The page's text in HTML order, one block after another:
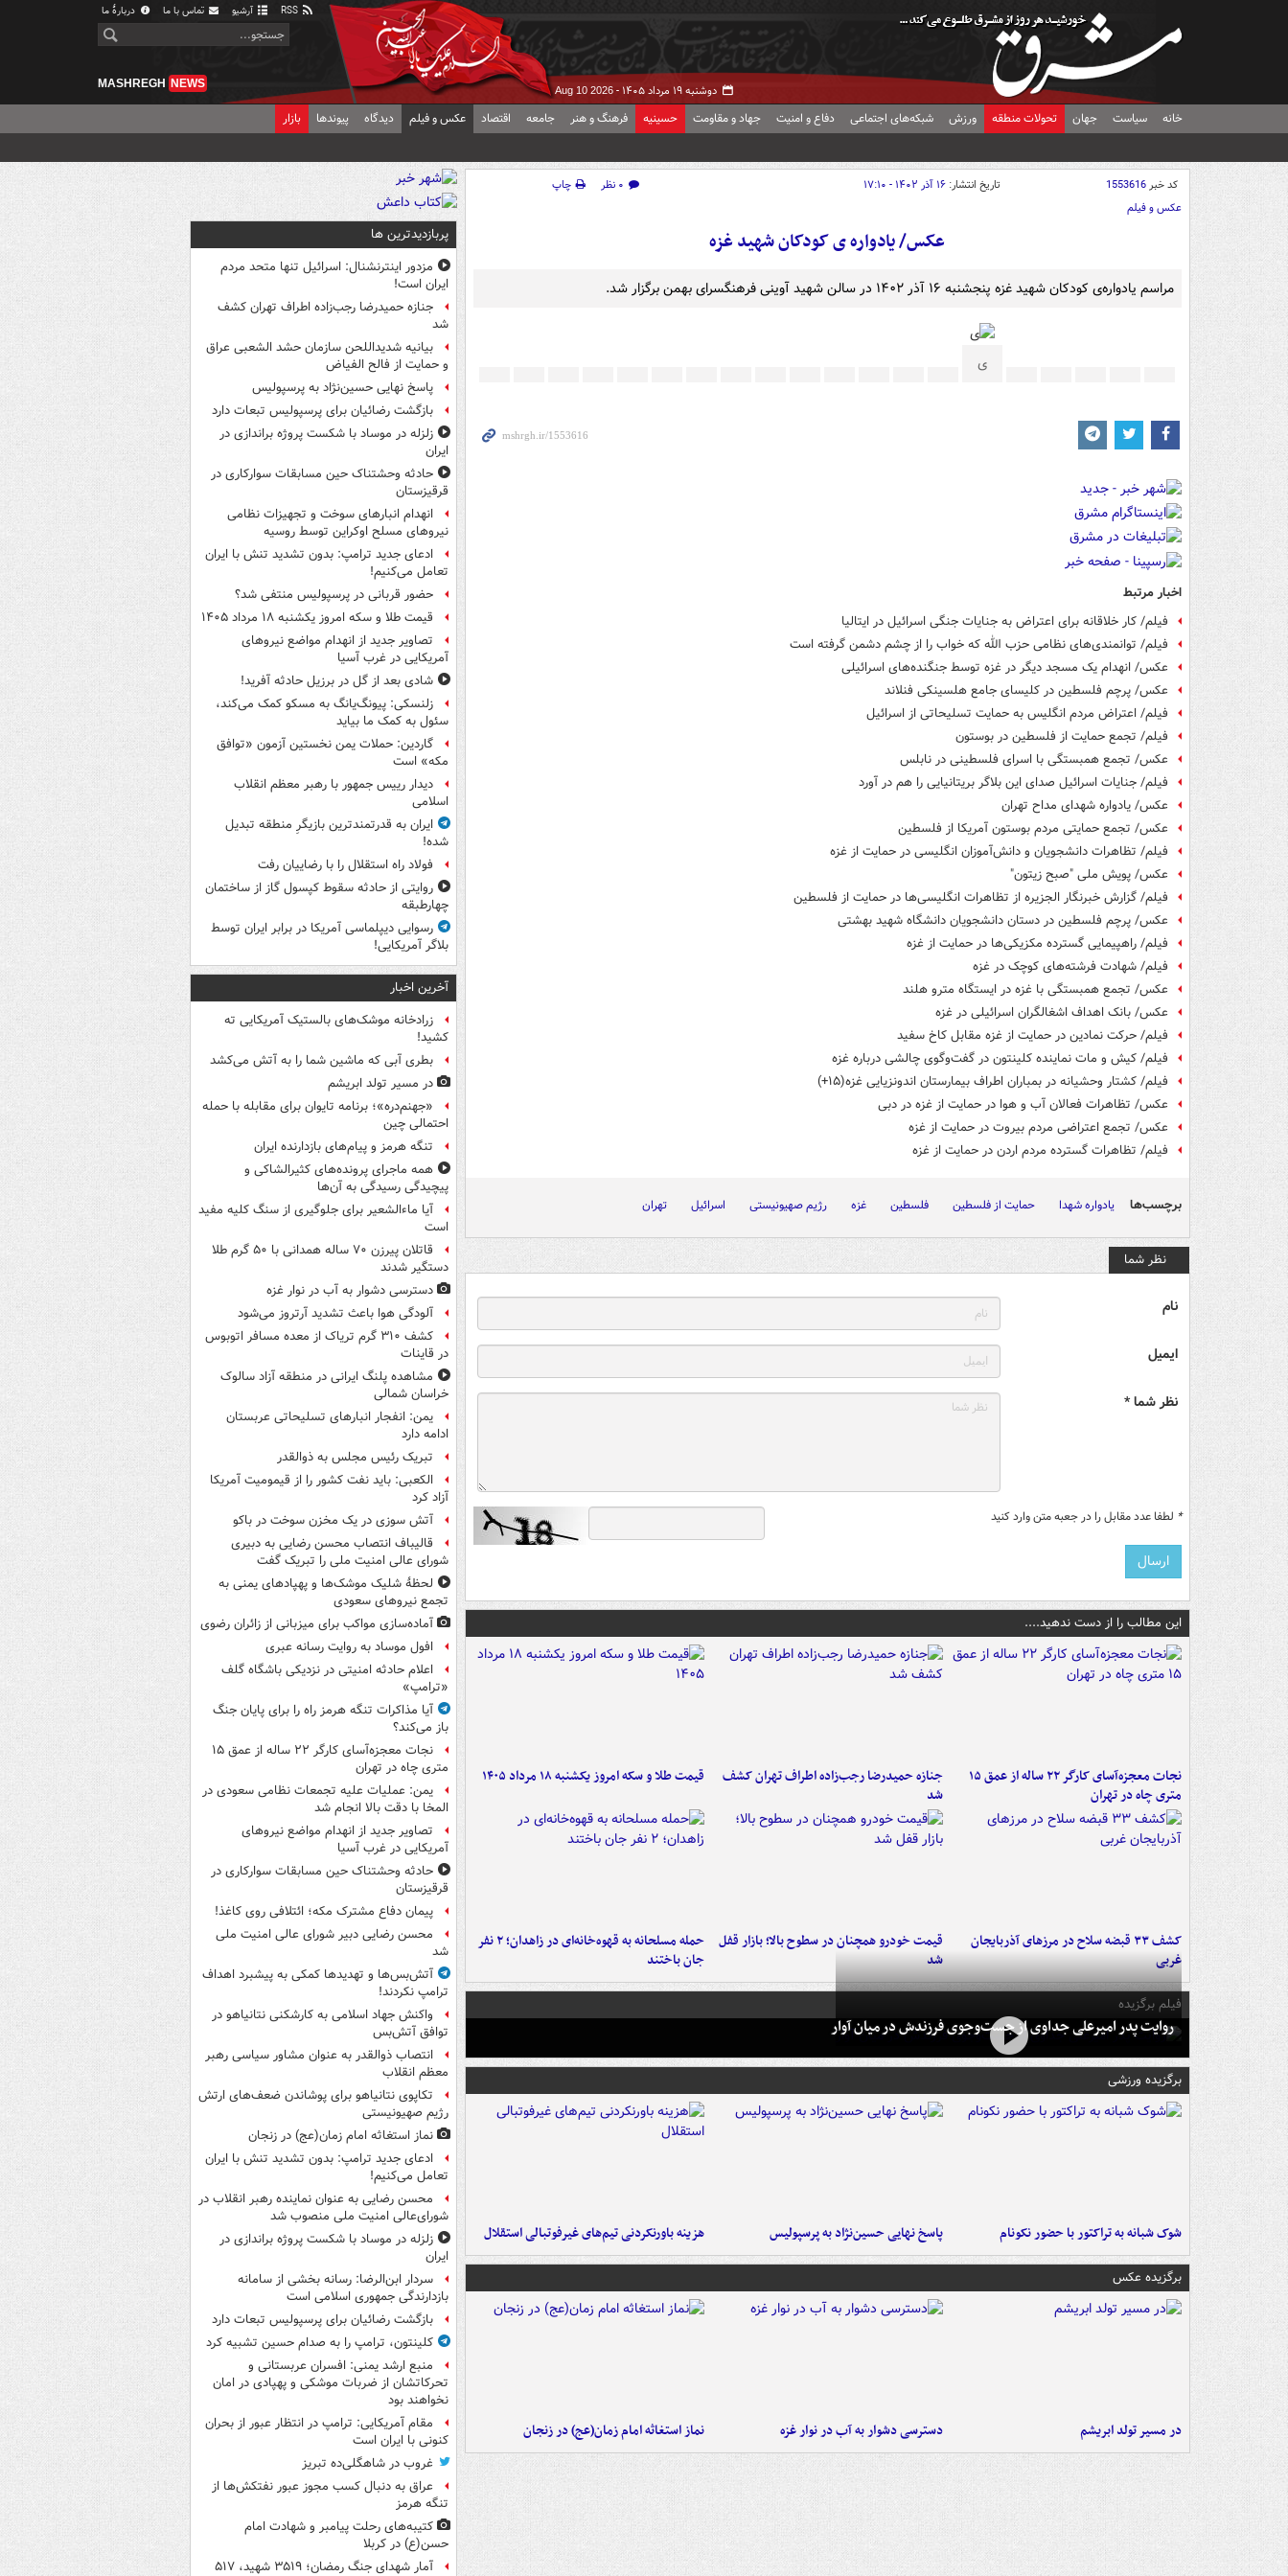
آرشیو تماس با ما دربارهٔ ما
دوشنبه ۱۹ مرداد ۱۴۰۵ - Aug 10 2026
MASHREGH NEWS
خانه سیاست جهان تحولات منطقه ورزش شبکه‌های اجتماعی دفاع و امنیت جهاد و مقاومت حسینیه فرهنگ و هنر جامعه اقتصاد عکس و فیلم دیدگاه پیوندها بازار
کد خبر1553616 تاریخ انتشار: ۱۶ آذر ۱۴۰۲ - ۱۷:۱۰ ۰ نظر
چاپ
عکس و فیلم
عکس/ یادواره ی کودکان شهید غزه
مراسم یادواره‌ی کودکان شهید غزه پنجشنبه ۱۶ آذر ۱۴۰۲ در سالن شهید آوینی فرهنگسرای بهمن برگزار شد.
ی
اخبار مرتبط
فیلم/ کار خلاقانه برای اعتراض به جنایات جنگی اسرائیل در ایتالیا
فیلم/ توانمندی‌های نظامی حزب الله که خواب را از چشم دشمن گرفته است
عکس/ انهدام یک مسجد دیگر در غزه توسط جنگنده‌های اسرائیلی
عکس/ پرچم فلسطین در کلیسای جامع هلسینکی فنلاند
فیلم/ اعتراض مردم انگلیس به حمایت تسلیحاتی از اسرائیل
فیلم/ تجمع حمایت از فلسطین در بوستون
عکس/ تجمع همبستگی با اسرای فلسطینی در نابلس
فیلم/ جنایات اسرائیل صدای این بلاگر بریتانیایی را هم در آورد
عکس/ یادواره شهدای مداح تهران
عکس/ تجمع حمایتی مردم بوستون آمریکا از فلسطین
فیلم/ تظاهرات دانشجویان و دانش‌آموزان انگلیسی در حمایت از غزه
عکس/ پویش ملی "صبح زیتون"
فیلم/ گزارش خبرنگار الجزیره از تظاهرات انگلیسی‌ها در حمایت از فلسطین
عکس/ پرچم فلسطین در دستان دانشجویان دانشگاه شهید بهشتی
فیلم/ راهپیمایی گسترده مکزیکی‌ها در حمایت از غزه
فیلم/ شهادت فرشته‌های کوچک در غزه
عکس/ تجمع همبستگی با غزه در ایستگاه مترو هلند
عکس/ بانک اهداف اشغالگران اسرائیلی در غزه
فیلم/ حرکت نمادین در حمایت از غزه مقابل کاخ سفید
فیلم/ کیش و مات نماینده کلینتون در گفت‌وگوی چالشی درباره غزه
فیلم/ کشتار وحشیانه در بمباران اطراف بیمارستان اندونزیایی غزه(۱۵+)
عکس/ تظاهرات فعالان آب و هوا در حمایت از غزه در دبی
عکس/ تجمع اعتراضی مردم بیروت در حمایت از غزه
فیلم/ تظاهرات گسترده مردم اردن در حمایت از غزه
برچسب‌ها یادواره شهدا حمایت از فلسطین فلسطین غزه رژیم صهیونیستی اسرائیل تهران
نظر شما
نام
ایمیل
نظر شما *
* لطفا عدد مقابل را در جعبه متن وارد کنید
این مطالب را از دست ندهید....
نجات معجزه‌آسای کارگر ۲۲ ساله از عمق ۱۵
متری چاه در تهران
جنازه حمیدرضا رجب‌زاده اطراف تهران کشف
شد
قیمت طلا و سکه امروز یکشنبه ۱۸ مرداد ۱۴۰۵
کشف ۳۳ قبضه سلاح در مرزهای آذربایجان
غربی
قیمت خودرو همچنان در سطوح بالا؛ بازار قفل
شد
حمله مسلحانه به قهوه‌خانه‌ای در زاهدان؛ ۲ نفر
جان باختند
فیلم برگزیده
روایت پدر امیرعلی جداوی از جست‌وجوی فرزندش در میان آوار
برگزیده ورزشی
شوک شبانه به تراکتور با حضور نکونام پاسخ نهایی حسین‌نژاد به پرسپولیس هزینه باورنکردنی تیم‌های غیرفوتبالی استقلال
برگزیده عکس
در مسیر تولد ابریشم دسترسی دشوار به آب در نوار غزه نماز استغاثه امام زمان(عج) در زنجان
پربازدیدترین ها
مزدور اینترنشنال: اسرائیل تنها متحد مردم
ایران است!
جنازه حمیدرضا رجب‌زاده اطراف تهران کشف
شد
بیانیه شدیداللحن سازمان حشد الشعبی عراق
و حمایت از فالح الفیاض
پاسخ نهایی حسین‌نژاد به پرسپولیس
بازگشت رضائیان برای پرسپولیس تبعات دارد
زلزله در موساد با شکست پروژه براندازی در
ایران
حادثه وحشتناک حین مسابقات سوارکاری در
قرقیزستان
انهدام انبارهای سوخت و تجهیزات نظامی
نیروهای مسلح اوکراین توسط روسیه
ادعای جدید ترامپ: بدون تشدید تنش با ایران
تعامل می‌کنیم!
حضور قربانی در پرسپولیس منتفی شد؟
قیمت طلا و سکه امروز یکشنبه ۱۸ مرداد ۱۴۰۵
تصاویر جدید از انهدام مواضع نیروهای
آمریکایی در غرب آسیا
شادی بعد از گل در برزیل حادثه آفرید!
زلنسکی: پیونگ‌یانگ به مسکو کمک می‌کند،
سئول به کمک ما بیاید
گاردین: حملات یمن نخستین آزمون «توافق
مکه» است
دیدار رییس جمهور با رهبر معظم انقلاب
اسلامی
ایران به قدرتمندترین بازیگرِ منطقه تبدیل
شده!
فولاد راه استقلال را با رضاییان رفت
روایتی از حادثه سقوط کپسول گاز از ساختمان
چهارطبقه
رسوایی دیپلماسی آمریکا در برابر ایران توسط
بلاگر آمریکایی!
آخرین اخبار
زرادخانه موشک‌های بالستیک آمریکایی ته
کشید!
بطری آبی که ماشین شما را به آتش می‌کشد
در مسیر تولد ابریشم
«جهنم‌دره»؛ برنامه تایوان برای مقابله با حمله
احتمالی چین
تنگه هرمز و پیام‌های بازدارنده ایران
همه ماجرای پرونده‌های کثیرالشاکی و
پیچیدگی رسیدگی به آن‌ها
آیا ماءالشعیر برای جلوگیری از سنگ کلیه مفید
است
قاتلان پیرزن ۷۰ ساله همدانی با ۵۰ گرم طلا
دستگیر شدند
دسترسی دشوار به آب در نوار غزه
آلودگی هوا باعث تشدید آرتروز می‌شود
کشف ۳۱۰ گرم تریاک از معده مسافر اتوبوس
در قاینات
مشاهده پلنگ ایرانی در منطقه آزاد سالوک
خراسان شمالی
یمن: انفجار انبارهای تسلیحاتی عربستان
ادامه دارد
تبریک رئیس مجلس به ذوالقدر
الکعبی: باید نفت کشور را از قیمومیت آمریکا
آزاد کرد
آتش سوزی در یک مخزن سوخت در باکو
قالیباف انتصاب محسن رضایی به دبیری
شورای عالی امنیت ملی را تبریک گفت
لحظۀ شلیک موشک‌ها و پهپادهای یمنی به
تجمع نیروهای سعودی
آماده‌سازی مواکب برای میزبانی از زائران رضوی
افول موساد به روایت رسانه عبری
اعلام حادثه امنیتی در نزدیکی باشگاه گلف
«ترامپ»
آیا مذاکرات تنگه هرمز راه را برای پایان جنگ
باز می‌کند؟
نجات معجزه‌آسای کارگر ۲۲ ساله از عمق ۱۵
متری چاه در تهران
یمن: عملیات علیه تجمعات نظامی سعودی در
المخا با دقت بالا انجام شد
تصاویر جدید از انهدام مواضع نیروهای
آمریکایی در غرب آسیا
حادثه وحشتناک حین مسابقات سوارکاری در
قرقیزستان
پیمان دفاع مشترک مکه؛ ائتلافی روی کاغذ!
محسن رضایی دبیر شورای عالی امنیت ملی
شد
آتش‌بس‌ها و تهدیدها کمکی به پیشبرد اهداف
ترامپ نکردند!
واکنش جهاد اسلامی به کارشکنی نتانیاهو در
توافق آتش‌بس
انتصاب ذوالقدر به عنوان مشاور سیاسی رهبر
معظم انقلاب
تکاپوی نتانیاهو برای پوشاندن ضعف‌های ارتش
رژیم صهیونیستی
نماز استغاثه امام زمان(عج) در زنجان
ادعای جدید ترامپ: بدون تشدید تنش با ایران
تعامل می‌کنیم!
محسن رضایی به عنوان نماینده رهبر انقلاب در
شورای‌عالی امنیت ملی منصوب شد
زلزله در موساد با شکست پروژه براندازی در
ایران
سردار ابن‌الرضا: رسانه بخشی از سامانه
بازدارندگی جمهوری اسلامی است
بازگشت رضائیان برای پرسپولیس تبعات دارد
کلینتون، ترامپ را به صدام حسین تشبیه کرد
منبع ارشد یمنی: افسران عربستانی و
تحرکاتشان از ضربات موشکی و پهپادی در امان
نخواهند بود
مقام آمریکایی: ترامپ در انتظار عبور از بحران
کنونی با ایران است
غروب در شاهگلی‌ده تبریز
عراق به دنبال کسب مجوز عبور نفتکش‌ها از
تنگه هرمز
کتیبه‌های رحلت پیامبر و شهادت امام
حسن(ع) در کربلا
آمار شهدای جنگ رمضان؛ ۳۵۱۹ شهید، ۵۱۷